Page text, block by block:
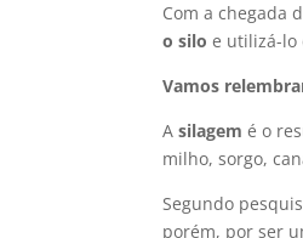
Com a chegada
o siloe utilizá-lo
Vamos
A silagemé o
milho, sorgo,
Segundo
porém, por ser